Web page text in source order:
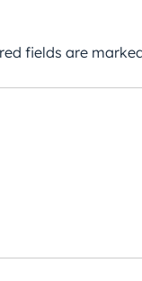
fields are